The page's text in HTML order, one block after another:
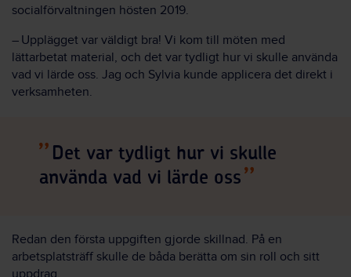
socialförvaltningen hösten 2019.
– Upplägget var väldigt bra! Vi kom till möten med
lättarbetat material, och det var tydligt hur vi skulle använda
vad vi lärde oss. Jag och Sylvia kunde applicera det direkt i
verksamheten.
Det var tydligt hur vi skulle
använda vad vi lärde oss
Redan den första uppgiften gjorde skillnad. På en
arbetsplatsträff skulle de båda berätta om sin roll och sitt
uppdrag.